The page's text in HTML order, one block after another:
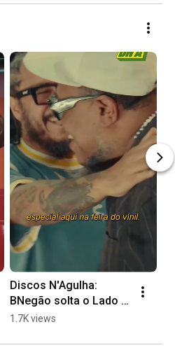
Discos N'Agulha:
BNegão solta o Lado B
do Planet Hemp 🤘
1.7K views